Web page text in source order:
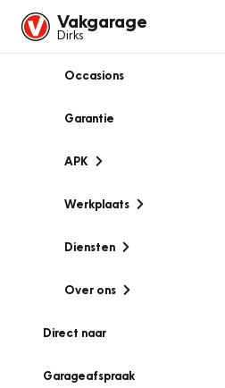
Vakgarage
Dirks
Occasions
Garantie
APK
Werkplaats
Diensten
Over ons
Direct naar
Garageafspraak